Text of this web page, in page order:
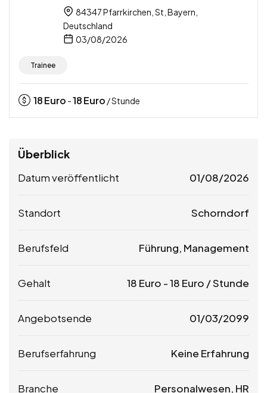
84347 Pfarrkirchen, St, Bayern,
Deutschland
03/08/2026
Trainee
18Euro -18Euro / Stunde
Überblick
Datum veröffentlicht 01/08/2026
Standort Schorndorf
Berufsfeld Führung, Management
Gehalt 18 Euro -18 Euro / Stunde
Angebotsende 01/03/2099
Berufserfahrung Keine Erfahrung
Branche Personalwesen, HR